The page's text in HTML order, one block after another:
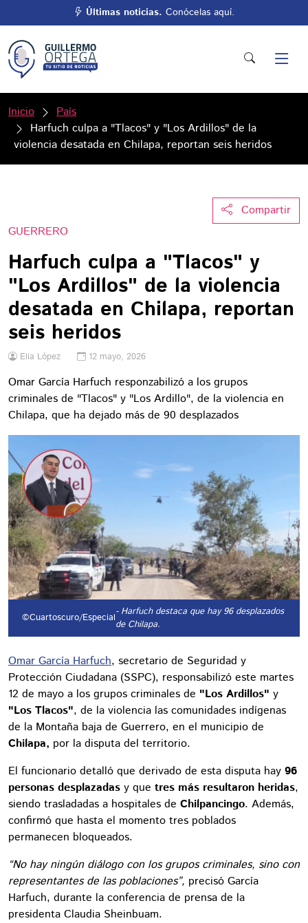
Últimas noticias. Conócelas aquí.
Inicio
País
Harfuch culpa a "Tlacos" y "Los Ardillos" de la
violencia desatada en Chilapa, reportan seis heridos
Compartir
GUERRERO
Harfuch culpa a "Tlacos" y
"Los Ardillos" de la violencia
desatada en Chilapa, reportan
seis heridos
Elia López 12 mayo, 2026
Omar García Harfuch responzabilizó a los grupos
criminales de "Tlacos" y "Los Ardillo", de la violencia en
Chilapa, que ha dejado más de 90 desplazados
©Cuartoscuro/Especial- Harfuch destaca que hay 96 desplazados
de Chilapa.
Omar García Harfuch, secretario de Seguridad y
Protección Ciudadana (SSPC), responsabilizó este martes
12 de mayo a los grupos criminales de "Los Ardillos" y
"Los Tlacos", de la violencia las comunidades indígenas
de la Montaña baja de Guerrero, en el municipio de
Chilapa, por la disputa del territorio.
El funcionario detalló que derivado de esta disputa hay 96
personas desplazadas y que tres más resultaron heridas,
siendo trasladadas a hospitales de Chilpancingo. Además,
confirmó que hasta el momento tres poblados
permanecen bloqueados.
“No hay ningún diálogo con los grupos criminales, sino con
representantes de las poblaciones”, precisó García
Harfuch, durante la conferencia de prensa de la
presidenta Claudia Sheinbuam.